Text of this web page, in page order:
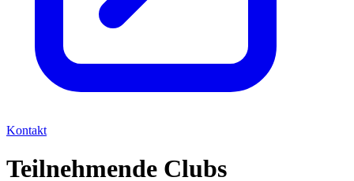
Kontakt
Teilnehmende Clubs